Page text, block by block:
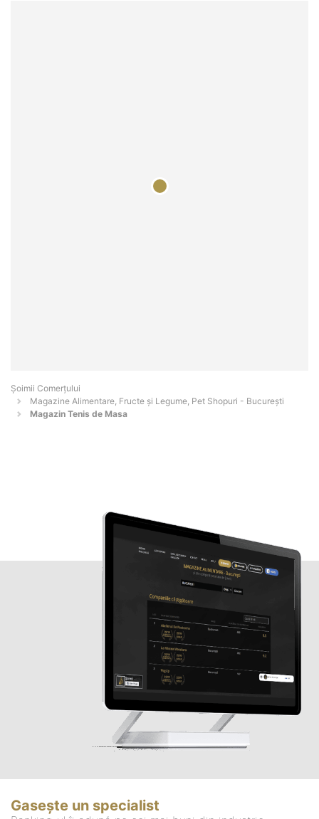
Șoimii Comerțului
Magazine Alimentare, Fructe și Legume, Pet Shopuri - Bucureşti
Magazin Tenis de Masa
Gasește un specialist